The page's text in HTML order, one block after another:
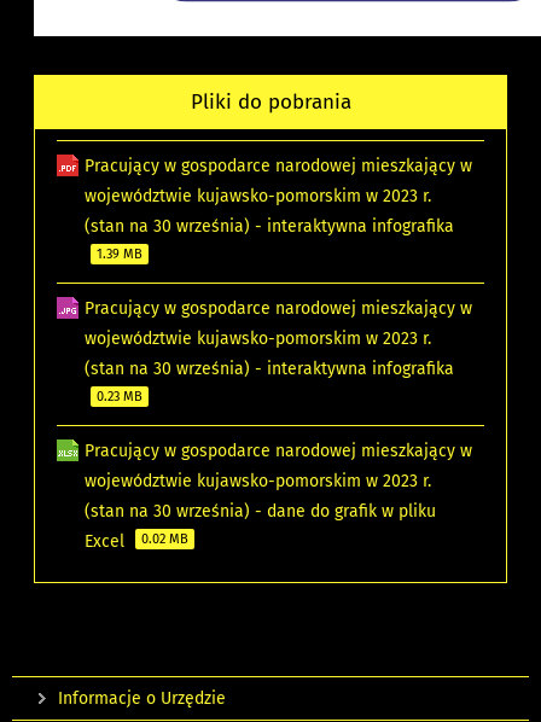
Pliki do pobrania
Pracujący w gospodarce narodowej mieszkający w
województwie kujawsko-pomorskim w 2023 r.
(stan na 30 września) - interaktywna infografika
1.39 MB
Pracujący w gospodarce narodowej mieszkający w
województwie kujawsko-pomorskim w 2023 r.
(stan na 30 września) - interaktywna infografika
0.23 MB
Pracujący w gospodarce narodowej mieszkający w
województwie kujawsko-pomorskim w 2023 r.
(stan na 30 września) - dane do grafik w pliku
Excel
0.02 MB
Informacje o Urzędzie